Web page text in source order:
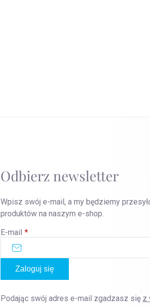
Odbierz newsletter
Wpisz swój e-mail, a my będziemy
produktów na naszym e-shop.
E-mail
Zaloguj się
Podając swój adres e-mail zgadzasz się z